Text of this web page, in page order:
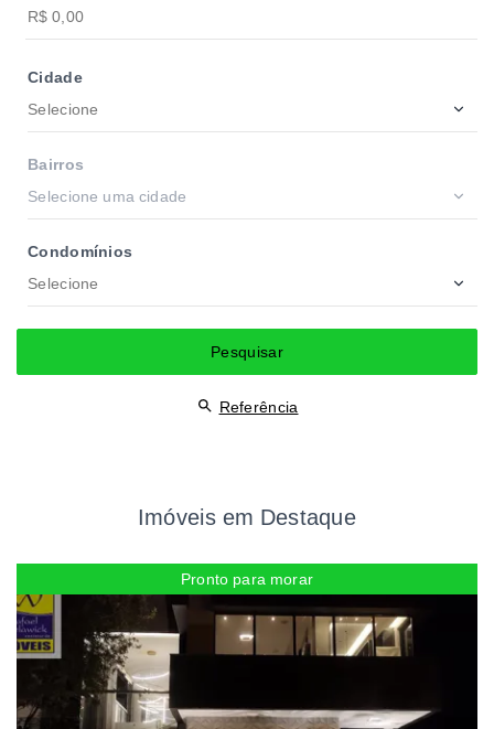
Cidade
Selecione
Bairros
Selecione uma cidade
Condomínios
Selecione
Pesquisar
Referência
Imóveis em Destaque
Pronto para morar